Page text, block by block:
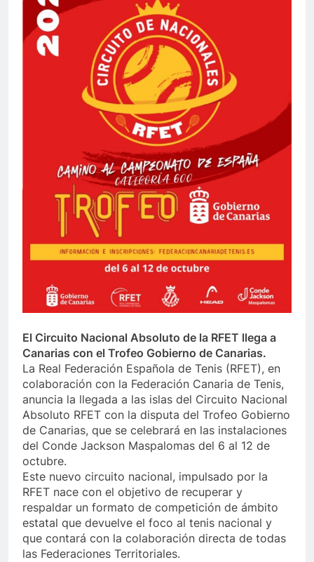
El Circuito Nacional Absoluto de la RFET llega a
Canarias con el Trofeo Gobierno de Canarias.
La Real Federación Española de Tenis (RFET), en
colaboración con la Federación Canaria de Tenis,
anuncia la llegada a las islas del Circuito Nacional
Absoluto RFET con la disputa del Trofeo Gobierno
de Canarias, que se celebrará en las instalaciones
del Conde Jackson Maspalomas del 6 al 12 de
octubre.
Este nuevo circuito nacional, impulsado por la
RFET nace con el objetivo de recuperar y
respaldar un formato de competición de ámbito
estatal que devuelve el foco al tenis nacional y
que contará con la colaboración directa de todas
las Federaciones Territoriales.